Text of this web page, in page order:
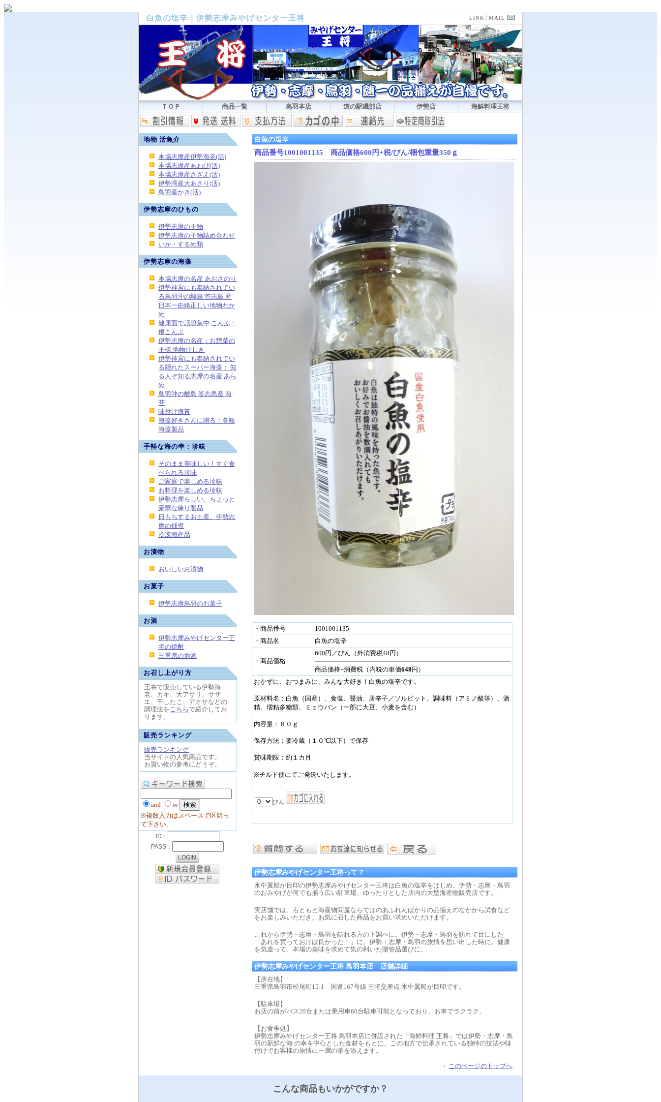
白魚の塩辛｜伊勢志摩みやげセンター王将 LINK MAIL
ＴＯＰ 商品一覧 鳥羽本店 道の駅磯部店 伊勢店 海鮮料理王将
地物 活魚介
本場志摩産伊勢海老(活)
本場志摩産あわび(活)
本場志摩産さざえ(活)
伊勢湾産大あさり(活)
鳥羽産かき(活)
伊勢志摩のひもの
伊勢志摩の干物
伊勢志摩の干物詰め合わせ
いか・するめ類
伊勢志摩の海藻
本場志摩の名産 あおさのり
伊勢神宮にも奉納されてい
る鳥羽沖の離島 答志島 産
日本一由緒正しい地物わか
め
健康面で話題集中 こんぶ・
根こんぶ
伊勢志摩の名産：お惣菜の
王様 地物ひじき
伊勢神宮にも奉納されてい
る隠れたスーパー海藻： 知
る人ぞ知る志摩の名産 あら
め
鳥羽沖の離島 答志島産 海
苔
味付け海苔
海藻好きさんに贈る！各種
海藻製品
手軽な海の幸：珍味
そのまま美味しい！すぐ食
べられる珍味
ご家庭で楽しめる珍味
お料理を楽しめる珍味
伊勢志摩らしい、ちょっと
豪華な練り製品
日もちするお土産。伊勢志
摩の佃煮
冷凍海産品
お漬物
おいしいお漬物
お菓子
伊勢志摩鳥羽のお菓子
お酒
伊勢志摩みやげセンター王
将の焼酎
三重県の地酒
お召し上がり方
王将で販売している伊勢海
老、カキ、大アサリ、サザ
エ、干したこ、アオサなどの
調理法をこちら で紹介してお
ります。
販売ランキング
販売ランキング
当サイトの人気商品です。
お買い物の参考にどうぞ。
and
or
※複数入力はスペースで区切っ
て下さい。
白魚の塩辛
商品番号1001001135 商品価格600円+税/びん/梱包重量350ｇ
・商品番号
1001001135
・商品名
白魚の塩辛
・商品価格
600円／びん（外消費税48円）
商品価格+消費税（内税の単価648 円）
おかずに、おつまみに、みんな大好き！白魚の塩辛です。
原材料名：白魚（国産）、食塩、醤油、唐辛子／ソルビット、調味料（アミノ酸等）、酒
精、増粘多糖類、ミョウバン（一部に大豆、小麦を含む）
内容量：６０ｇ
保存方法：要冷蔵（１０℃以下）で保存
賞味期限：約１カ月
※チルド便にてご発送いたします。
伊勢志摩みやげセンター王将って？
水中翼船が目印の伊勢志摩みやげセンター王将は白魚の塩辛をはじめ、伊勢・志摩・鳥羽
のおみやげが何でも揃う広い駐車場、ゆったりとした店内の大型海産物販売店です。
実店舗では、もともと海産物問屋ならではのあふれんばかりの品揃えのなかから試食など
をお楽しみいただき、お気に召した商品をお買い求めいただけます。
これから伊勢・志摩・鳥羽を訪れる方の下調べに。伊勢・志摩・鳥羽を訪れて目にした
「あれを買っておけば良かった！」に。伊勢・志摩・鳥羽の旅情を思い出した時に。健康
を気遣って、本場の美味を求めて気の利いた贈答品選びに。
伊勢志摩みやげセンター王将 鳥羽本店 店舗詳細
【所在地】
三重県鳥羽市松尾町15-1 国道167号線 王将交差点 水中翼船が目印です。
【駐車場】
お店の前がバス20台または乗用車60台駐車可能となっており、お車でラクラク。
【お食事処】
伊勢志摩みやげセンター王将 鳥羽本店に併設された「海鮮料理 王将」では伊勢・志摩・鳥
羽の新鮮な海 の幸を中心とした食材をもとに、この地方で伝承されている独特の技法や味
付けでお客様の旅情に一層の華を添えます。
このページのトップへ